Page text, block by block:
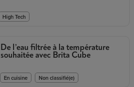
High Tech
De l’eau filtrée à la température
souhaitée avec Brita Cube
En cuisine Non classifié(e)